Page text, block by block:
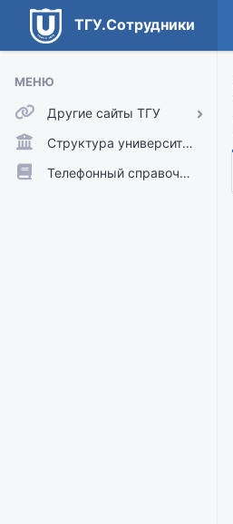
ТГУ.Сотрудники
МЕНЮ
Другие сайты ТГУ
ТГУ.Аккаунты
ТГУ.Расписание
Структура университета
Телефонный справочник